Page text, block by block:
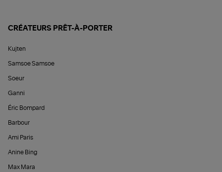
CRÉATEURS PRÊT-À-PORTER
Kujten
Samsoe Samsoe
Soeur
Ganni
Éric Bompard
Barbour
Ami Paris
Anine Bing
Max Mara